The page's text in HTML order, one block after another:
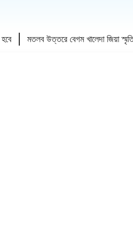
মতলব উত্তরে বেগম খালেদা জিয়া স্মৃতি স্মরণে